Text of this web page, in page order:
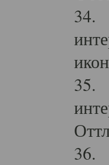
34.
35.
36.